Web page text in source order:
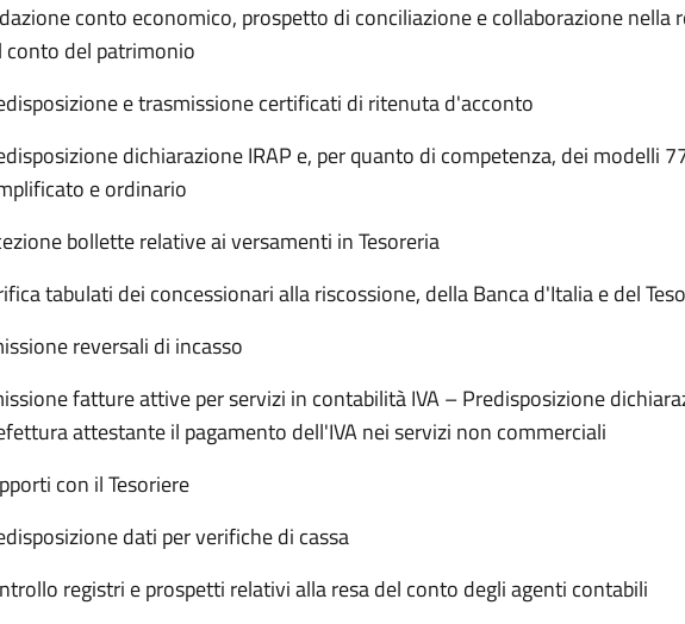
conto economico, prospetto di conciliazione e collaborazione nella
conto del patrimonio
e trasmissione certificati di ritenuta d'acconto
dichiarazione IRAP e, per quanto di competenza, dei modelli
e ordinario
bollette relative ai versamenti in Tesoreria
tabulati dei concessionari alla riscossione, della Banca d'Italia e del
reversali di incasso
fatture attive per servizi in contabilità IVA – Predisposizione
attestante il pagamento dell'IVA nei servizi non commerciali
con il Tesoriere
dati per verifiche di cassa
registri e prospetti relativi alla resa del conto degli agenti contabili